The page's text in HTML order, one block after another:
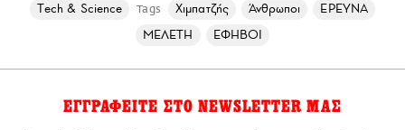
Τech & Science Tags Χιμπατζής Άνθρωποι
ΕΡΕΥΝΑ
ΜΕΛΕΤΗ
ΕΦΗΒΟΙ
ΕΓΓΡΑΦΕΙΤΕ ΣΤΟ NEWSLETTER ΜΑΣ